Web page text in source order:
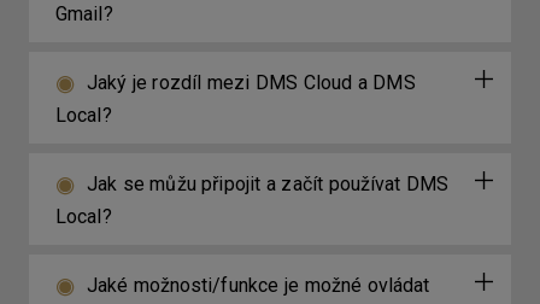
Gmail?
Jaký je rozdíl mezi DMS Cloud a DMS
Local?
Jak se můžu připojit a začít používat DMS
Local?
Jaké možnosti/funkce je možné ovládat